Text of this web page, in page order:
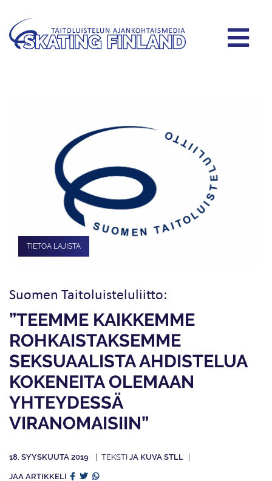
TIETOA LAJISTA
Suomen Taitoluisteluliitto:
”TEEMME KAIKKEMME
ROHKAISTAKSEMME
SEKSUAALISTA AHDISTELUA
KOKENEITA OLEMAAN
YHTEYDESSÄ
VIRANOMAISIIN”
18. SYYSKUUTA 2019 JA KUVA STLL
JAA ARTIKKELI